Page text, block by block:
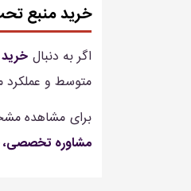
خرید منبع تحت فشار
اگر به دنبال
متوسط و عملکرد
برای مشاهده
مشاوره تخصصی،